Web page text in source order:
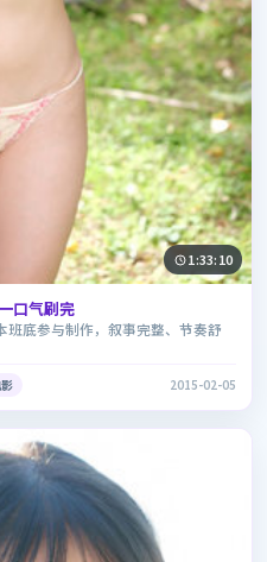
1:33:10
口气刷完
班底参与制作，叙事完整、节奏舒
2015-02-05